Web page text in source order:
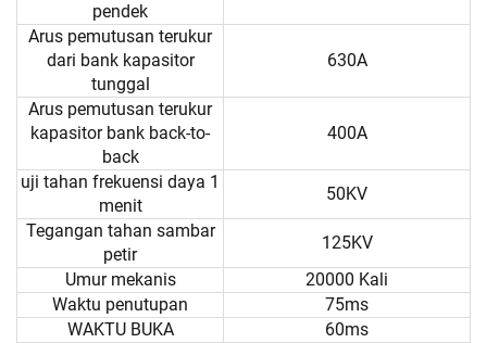
pendek
Arus pemutusan terukur
dari bank kapasitor
tunggal
630A
Arus pemutusan terukur
kapasitor bank back-to-
back
400A
uji tahan frekuensi daya 1
menit
50KV
Tegangan tahan sambar
petir
125KV
Umur mekanis
20000 Kali
Waktu penutupan
75ms
WAKTU BUKA
60ms